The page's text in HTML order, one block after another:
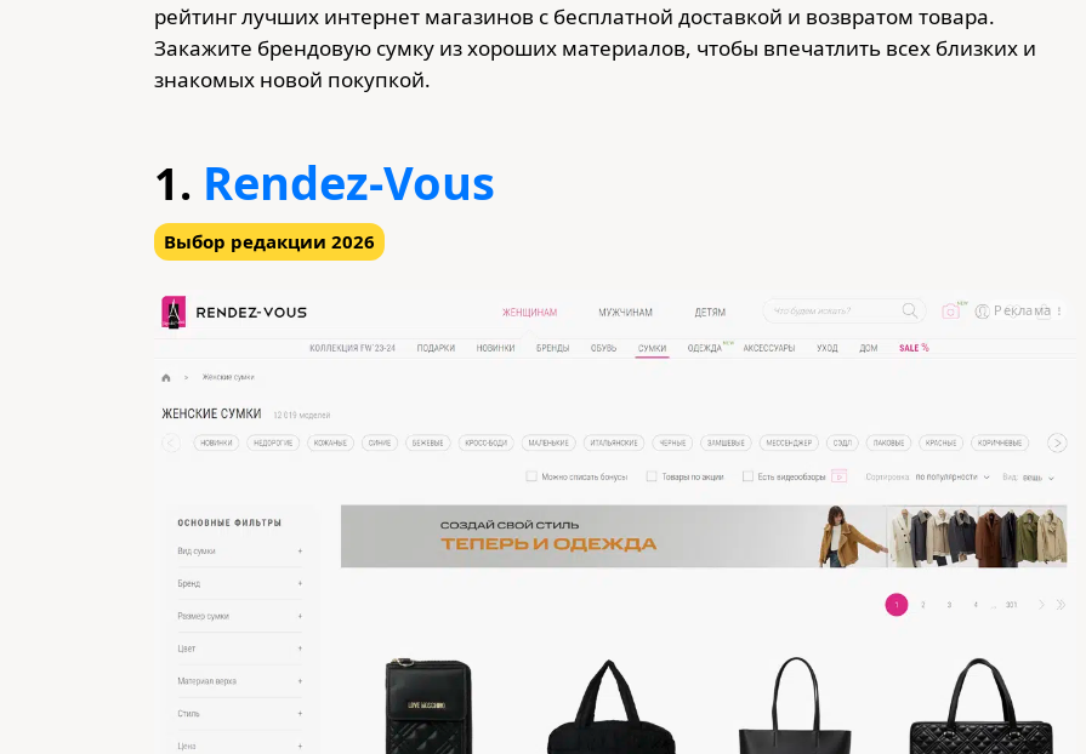
рейтинг лучших интернет магазинов с бесплатной доставкой и возвратом товара.
Закажите брендовую сумку из хороших материалов, чтобы впечатлить всех близких и
знакомых новой покупкой.
1. Rendez-Vous
Выбор редакции 2026
Реклама